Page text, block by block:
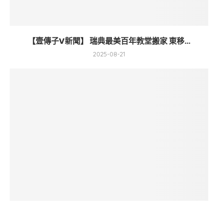
【壹傳子V新聞】 瑞典最美百年教堂搬家 東移...
2025-08-21